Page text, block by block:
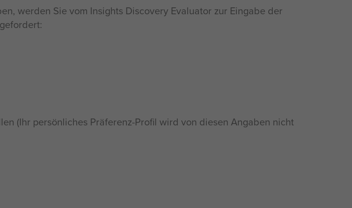
werden Sie vom Insights Discovery Evaluator zur Eingabe der
(Ihr persönliches Präferenz-Profil wird von diesen Angaben nicht